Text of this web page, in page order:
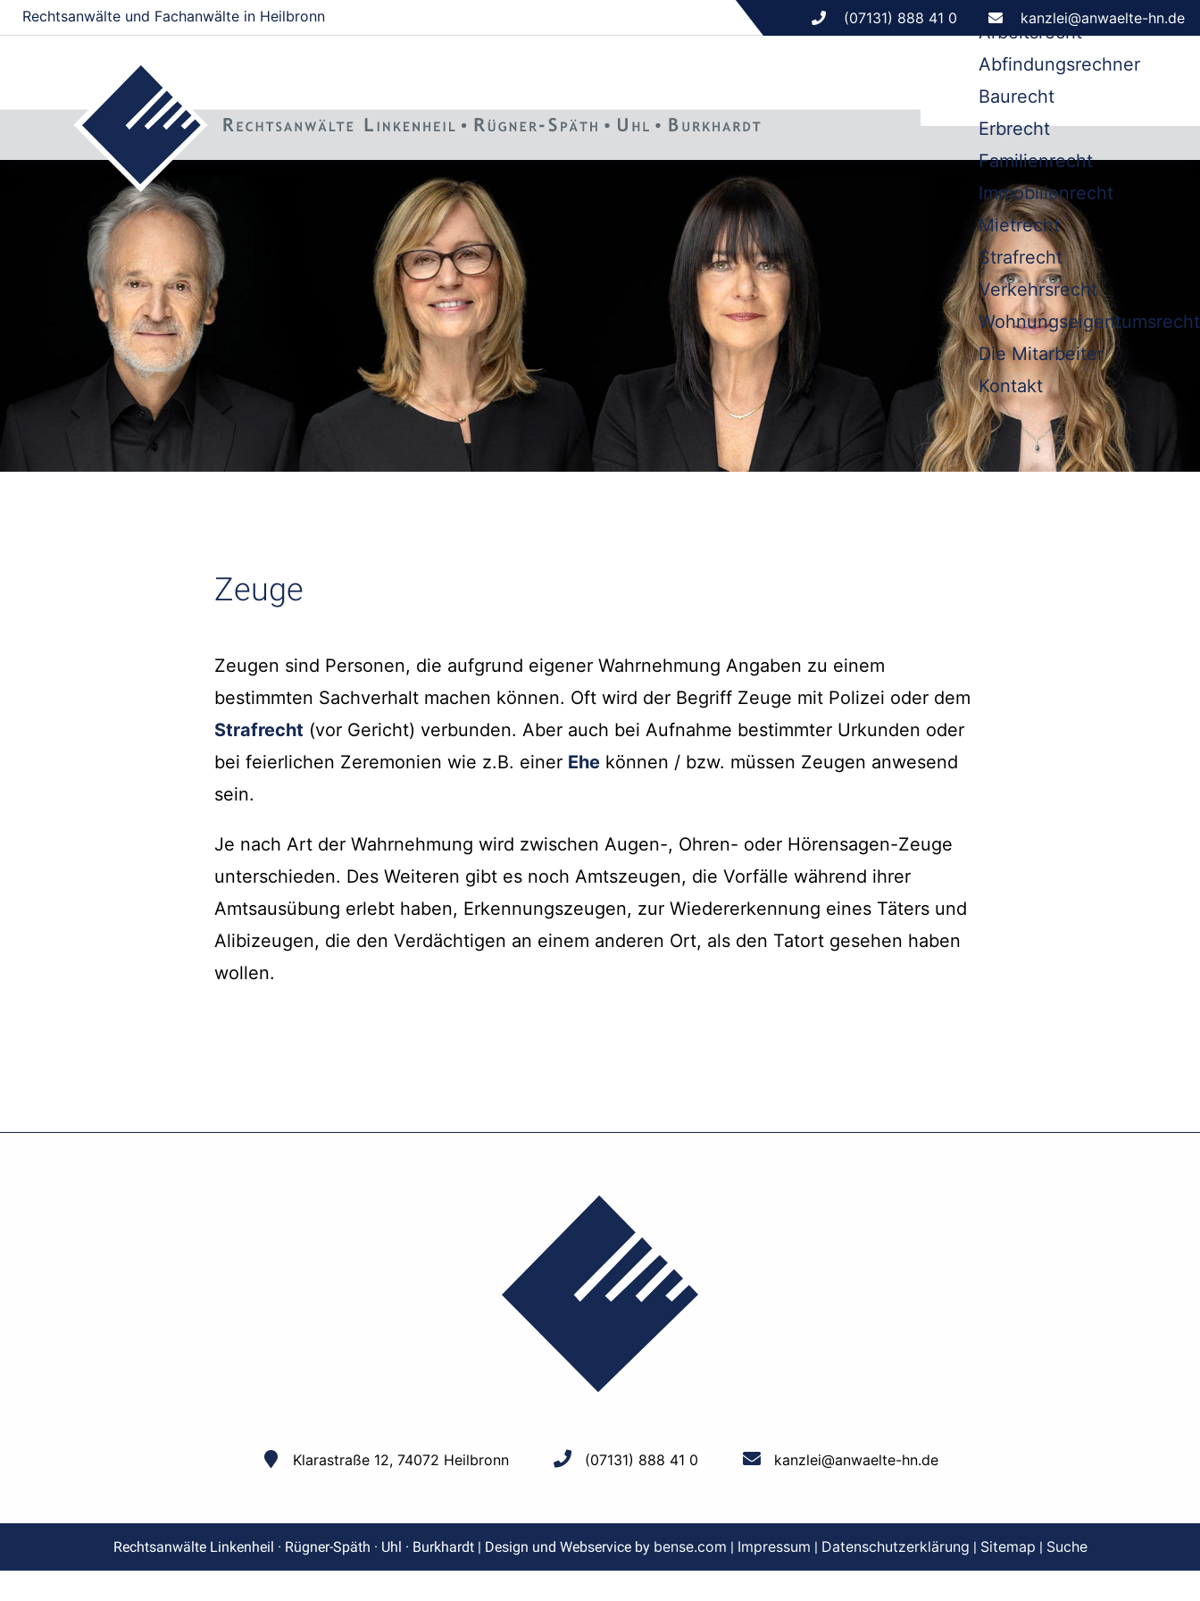
Rechtsanwälte und Fachanwälte in Heilbronn (07131) 888 41 0 kanzlei@anwaelte-hn.de
Arbeitsrecht
Abfindungsrechner
Baurecht
Erbrecht
Familienrecht
Immobilienrecht
Mietrecht
Strafrecht
Verkehrsrecht
Wohnungseigentumsrecht
Die Mitarbeiter
Kontakt
Zeuge
Zeugen sind Personen, die aufgrund eigener Wahrnehmung Angaben zu einem
bestimmten Sachverhalt machen können. Oft wird der Begriff Zeuge mit Polizei oder dem
Strafrecht (vor Gericht) verbunden. Aber auch bei Aufnahme bestimmter Urkunden oder
bei feierlichen Zeremonien wie z.B. einer Ehe können / bzw. müssen Zeugen anwesend
sein.
Je nach Art der Wahrnehmung wird zwischen Augen-, Ohren- oder Hörensagen-Zeuge
unterschieden. Des Weiteren gibt es noch Amtszeugen, die Vorfälle während ihrer
Amtsausübung erlebt haben, Erkennungszeugen, zur Wiedererkennung eines Täters und
Alibizeugen, die den Verdächtigen an einem anderen Ort, als den Tatort gesehen haben
wollen.
Klarastraße 12, 74072 Heilbronn (07131) 888 41 0 kanzlei@anwaelte-hn.de
Rechtsanwälte Linkenheil · Rügner-Späth · Uhl · Burkhardt | Design und Webservice by bense.com | Impressum | Datenschutzerklärung | Sitemap | Suche